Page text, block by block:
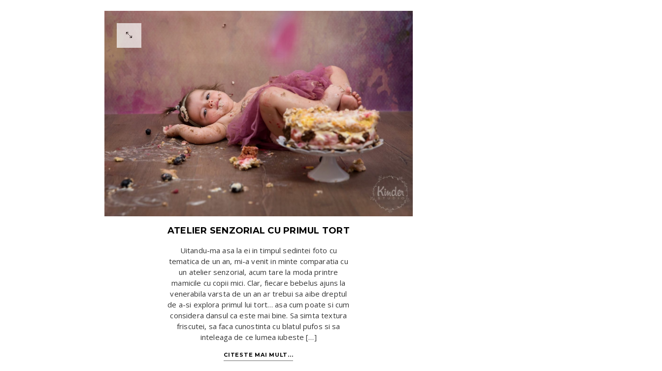
ATELIER SENZORIAL CU PRIMUL TORT
Uitandu-ma asa la ei in timpul sedintei foto cu
tematica de un an, mi-a venit in minte comparatia cu
un atelier senzorial, acum tare la moda printre
mamicile cu copii mici. Clar, fiecare bebelus ajuns la
venerabila varsta de un an ar trebui sa aibe dreptul
de a-si explora primul lui tort… asa cum poate si cum
considera dansul ca este mai bine. Sa simta textura
friscutei, sa faca cunostinta cu blatul pufos si sa
inteleaga de ce lumea iubeste […]
CITESTE MAI MULT...